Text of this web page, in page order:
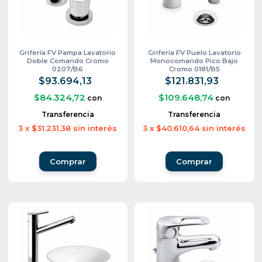
Grifería FV Pampa Lavatorio
Doble Comando Cromo
0207/B6
$93.694,13
$84.324,72 con
Transferencia
3 x $31.231,38 sin interés
Grifería FV Puelo Lavatorio
Monocomando Pico Bajo
Cromo 0181/B5
$121.831,93
$109.648,74 con
Transferencia
3 x $40.610,64 sin interés